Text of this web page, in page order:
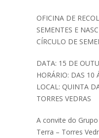
OFICINA DE
SEMENTES E
CÍRCULO DE
DATA: 15 DE
HORÁRIO: DAS 10
LOCAL: QUINTA
TORRES VEDRAS
A convite do
Terra – Torres